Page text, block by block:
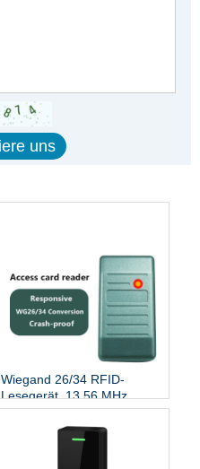
Wiegand 26/34 RFID-
Lesegerät, 13,56 MHz,
unterstützt Mifare-Karte,
NFC-Proximity, intelligenter
kontaktloser Kartenleser,
Zugangskontrolle